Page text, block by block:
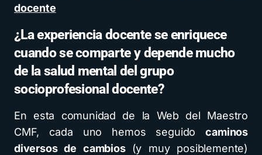
docente
¿La experiencia docente se enriquece
cuando se comparte y depende mucho
de la salud mental del grupo
socioprofesional docente?
En esta comunidad de la Web del Maestro
CMF, cada uno hemos seguidocaminos
diversos de cambios
(y muy posiblemente)